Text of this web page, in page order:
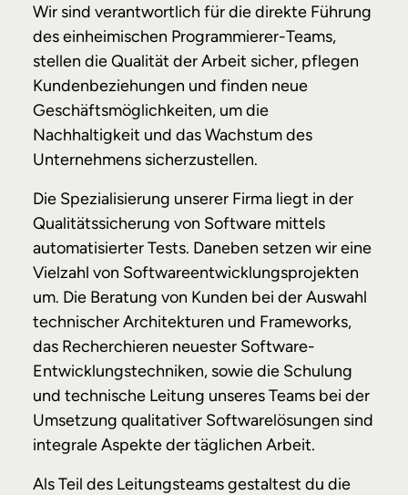
Wir sind verantwortlich für die direkte Führung
des einheimischen Programmierer-Teams,
stellen die Qualität der Arbeit sicher, pflegen
Kundenbeziehungen und finden neue
Geschäftsmöglichkeiten, um die
Nachhaltigkeit und das Wachstum des
Unternehmens sicherzustellen.
Die Spezialisierung unserer Firma liegt in der
Qualitätssicherung von Software mittels
automatisierter Tests. Daneben setzen wir eine
Vielzahl von Softwareentwicklungsprojekten
um. Die Beratung von Kunden bei der Auswahl
technischer Architekturen und Frameworks,
das Recherchieren neuester Software-
Entwicklungstechniken, sowie die Schulung
und technische Leitung unseres Teams bei der
Umsetzung qualitativer Softwarelösungen sind
integrale Aspekte der täglichen Arbeit.
Als Teil des Leitungsteams gestaltest du die